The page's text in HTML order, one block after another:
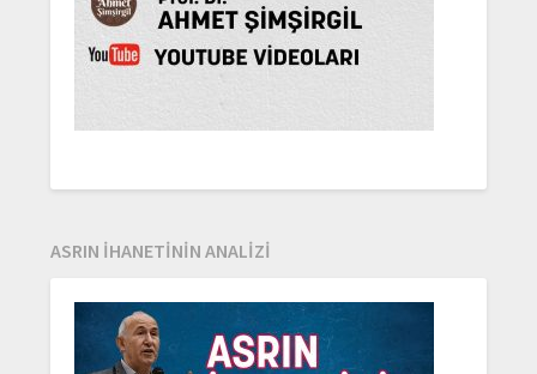
ASRIN İHANETİNİN ANALİZİ